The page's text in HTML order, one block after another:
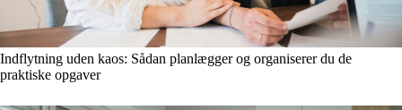
Indflytning uden kaos: Sådan planlægger og organiserer du de
praktiske opgaver